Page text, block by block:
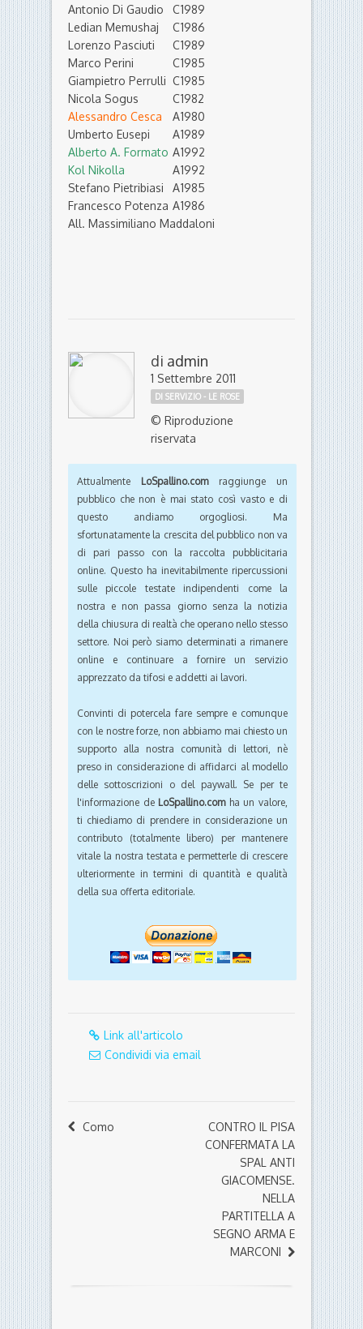
Antonio Di Gaudio
C1989
Ledian Memushaj
C1986
Lorenzo Pasciuti
C1989
Marco Perini
C1985
Giampietro Perrulli C1985
Nicola Sogus
C1982
Alessandro Cesca
A1980
Umberto Eusepi
A1989
Alberto A. Formato A1992
Kol Nikolla
A1992
Stefano Pietribiasi
A1985
Francesco Potenza A1986
All. Massimiliano Maddaloni
di admin
1 Settembre 2011
DI SERVIZIO - LE ROSE
© Riproduzione
riservata
Attualmente LoSpallino.comraggiunge un
pubblico che non è mai stato così vasto e di
questo andiamo orgogliosi. Ma
sfortunatamente la crescita del pubblico non va
di pari passo con la raccolta pubblicitaria
online. Questo ha inevitabilmente ripercussioni
sulle piccole testate indipendenti come la
nostra e non passa giorno senza la notizia
della chiusura di realtà che operano nello stesso
settore. Noi però siamo determinati a rimanere
online e continuare a fornire un servizio
apprezzato da tifosi e addetti ai lavori.
Convinti di potercela fare sempre e comunque
con le nostre forze, non abbiamo mai chiesto un
supporto alla nostra comunità di lettori, nè
preso in considerazione di affidarci al modello
delle sottoscrizioni o del paywall. Se per te
l'informazione de LoSpallino.comha un valore,
ti chiediamo di prendere in considerazione un
contributo (totalmente libero) per mantenere
vitale la nostra testata e permetterle di crescere
ulteriormente in termini di quantità e qualità
della sua offerta editoriale.
Link all'articolo
Condividi via email
Como
CONTRO IL PISA
CONFERMATA LA
SPAL ANTI
GIACOMENSE.
NELLA
PARTITELLA A
SEGNO ARMA E
MARCONI